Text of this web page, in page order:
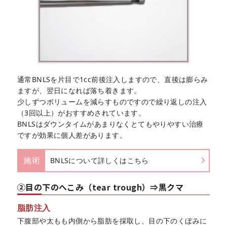
通常BNLSを片目で1cc前後注入しますので、直後は膨らみ
ますが、翌日になれば落ち着きます。
少しずつボリュームを減らすものですので繰り返しの注入
（3回以上）がおすすめされています。
BNLSはダウンタイムがあまりなくとてもやりやすい治療
ですが効果に個人差があります。
施術 BNLSについて詳しくはこちら
②目の下のへこみ（tear trough）⇒黒クマ
脂肪注入
下腹部や太もも内側から脂肪を採取し、目の下のくぼみに